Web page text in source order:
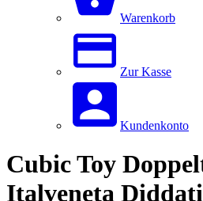
Warenkorb
Zur Kasse
Kundenkonto
Cubic Toy
Italveneta